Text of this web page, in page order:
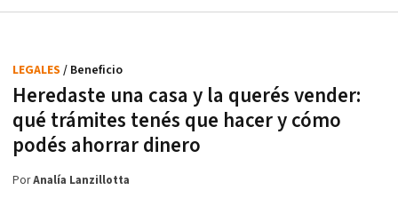
Heredaste una casa y la querés vender:
qué trámites tenés que hacer y cómo
podés ahorrar dinero
LEGALES / Beneficio
PorAnalía Lanzillotta